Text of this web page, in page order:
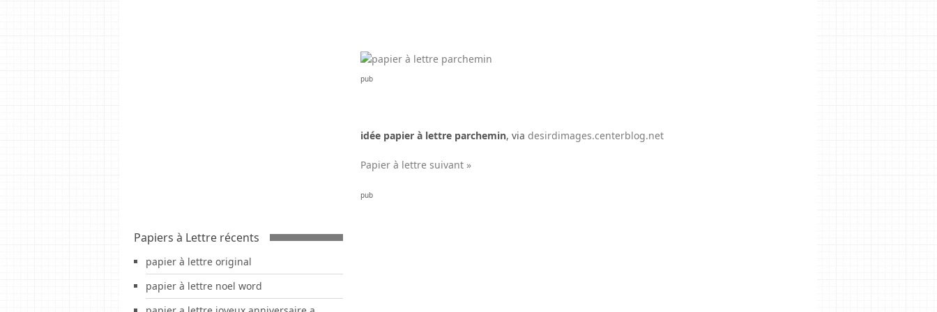
pub
idée papier à lettre parchemin, via desirdimages.centerblog.net
Papier à lettre suivant »
pub
Papiers à Lettre récents
papier à lettre original
papier à lettre noel word